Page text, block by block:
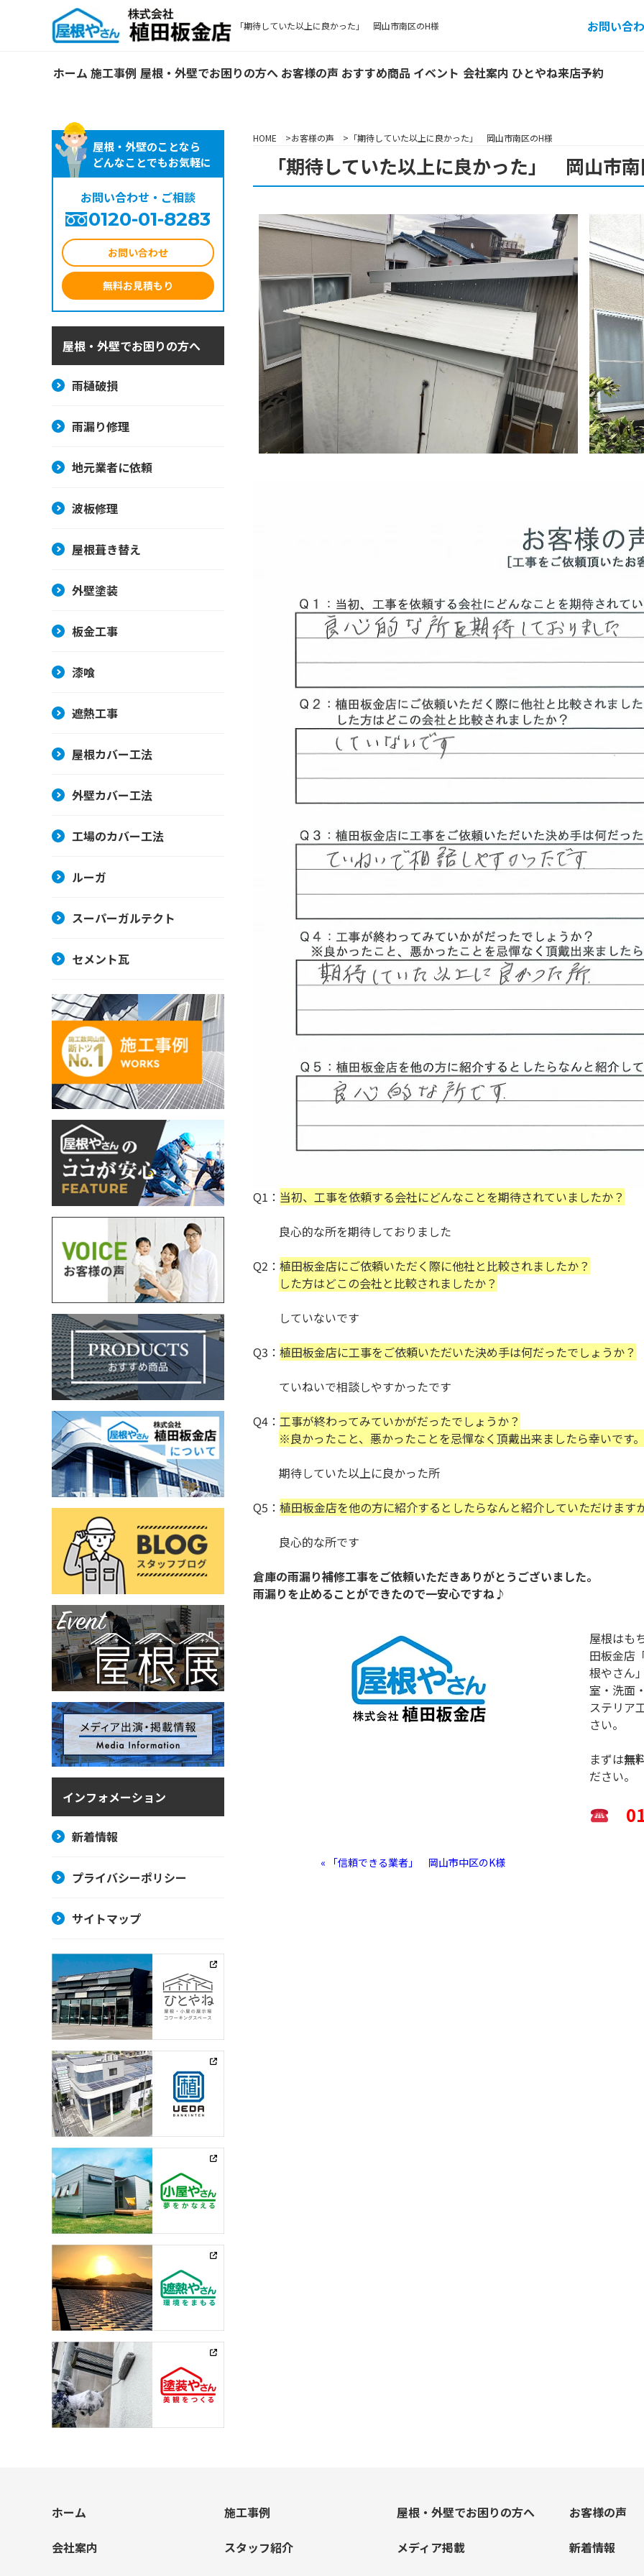
「期待していた以上に良かった」 岡山市南区のH様 お問い合
ホーム 施工事例 屋根・外壁でお困りの方へ お客様の声 おすすめ商品 イベント 会社案内 ひとやね来店予約
屋根・外壁のことなら
どんなことでもお気軽に
お問い合わせ・ご相談
0120-01-8283
お問い合わせ
無料お見積もり
屋根・外壁でお困りの方へ
雨樋破損
雨漏り修理
地元業者に依頼
波板修理
屋根葺き替え
外壁塗装
板金工事
漆喰
遮熱工事
屋根カバー工法
外壁カバー工法
工場のカバー工法
ルーガ
スーパーガルテクト
セメント瓦
インフォメーション
新着情報
プライバシーポリシー
サイトマップ
HOME お客様の声 「期待していた以上に良かった」 岡山市南区のH様
「期待していた以上に良かった」 岡山市
Q1： 当初、工事を依頼する会社にどんなことを期待されていましたか？
良心的な所を期待しておりました
Q2： 植田板金店にご依頼いただく際に他社と比較されましたか？
した方はどこの会社と比較されましたか？
していないです
Q3： 植田板金店に工事をご依頼いただいた決め手は何だったでしょうか？
ていねいで相談しやすかったです
Q4： 工事が終わってみていかがだったでしょうか？
※良かったこと、悪かったことを忌憚なく頂戴出来ましたら幸いです。
期待していた以上に良かった所
Q5： 植田板金店を他の方に紹介するとしたらなんと紹介していただけます
良心的な所です
倉庫の雨漏り補修工事をご依頼いただきありがとうございました。
雨漏りを止めることができたので一安心ですね♪
屋根はも
田板金店
根やさん
室・洗面
ステリア
さい。
まずは無
ださい。
« 「信頼できる業者」 岡山市中区のK様
ホーム 施工事例 屋根・外壁でお困りの方へ お客様の声
会社案内 スタッフ紹介 メディア掲載 新着情報